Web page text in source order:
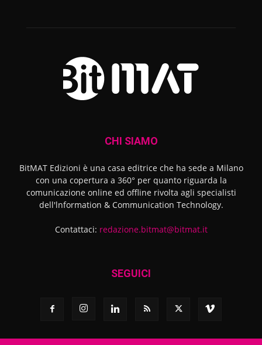
CHI SIAMO
BitMAT Edizioni è una casa editrice che ha sede a Milano
con una copertura a 360° per quanto riguarda la
comunicazione online ed offline rivolta agli specialisti
dell'lnformation & Communication Technology.
Contattaci: redazione.bitmat@bitmat.it
SEGUICI